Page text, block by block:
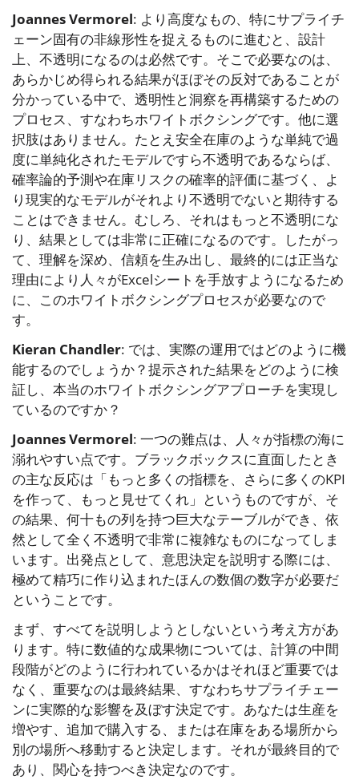
Joannes Vermorel: より高度なもの、特にサプライチ
ェーン固有の非線形性を捉えるものに進むと、設計
上、不透明になるのは必然です。そこで必要なのは、
あらかじめ得られる結果がほぼその反対であることが
分かっている中で、透明性と洞察を再構築するための
プロセス、すなわちホワイトボクシングです。他に選
択肢はありません。たとえ安全在庫のような単純で過
度に単純化されたモデルですら不透明であるならば、
確率論的予測や在庫リスクの確率的評価に基づく、よ
り現実的なモデルがそれより不透明でないと期待する
ことはできません。むしろ、それはもっと不透明にな
り、結果としては非常に正確になるのです。したがっ
て、理解を深め、信頼を生み出し、最終的には正当な
理由により人々がExcelシートを手放すようになるため
に、このホワイトボクシングプロセスが必要なので
す。
Kieran Chandler: では、実際の運用ではどのように機
能するのでしょうか？提示された結果をどのように検
証し、本当のホワイトボクシングアプローチを実現し
ているのですか？
Joannes Vermorel: 一つの難点は、人々が指標の海に
溺れやすい点です。ブラックボックスに直面したとき
の主な反応は「もっと多くの指標を、さらに多くのKPI
を作って、もっと見せてくれ」というものですが、そ
の結果、何十もの列を持つ巨大なテーブルができ、依
然として全く不透明で非常に複雑なものになってしま
います。出発点として、意思決定を説明する際には、
極めて精巧に作り込まれたほんの数個の数字が必要だ
ということです。
まず、すべてを説明しようとしないという考え方があ
ります。特に数値的な成果物については、計算の中間
段階がどのように行われているかはそれほど重要では
なく、重要なのは最終結果、すなわちサプライチェー
ンに実際的な影響を及ぼす決定です。あなたは生産を
増やす、追加で購入する、または在庫をある場所から
別の場所へ移動すると決定します。それが最終目的で
あり、関心を持つべき決定なのです。